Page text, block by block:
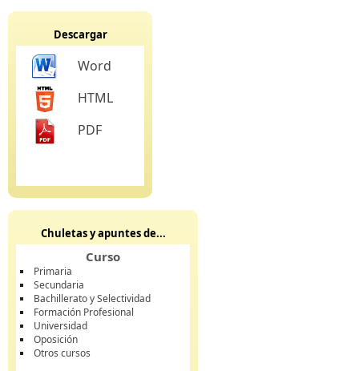
Descargar
Word
HTML
PDF
Chuletas y apuntes de...
Curso
Primaria
Secundaria
Bachillerato y Selectividad
Formación Profesional
Universidad
Oposición
Otros cursos